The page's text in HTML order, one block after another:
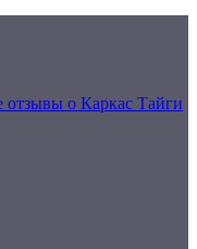
отзывы о Каркас Тайги